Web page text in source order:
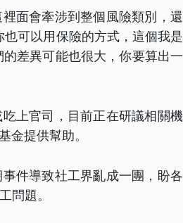
面會牽涉到整個風險類別，還
可以用保險的方式，這個我是
差異可能也很大，你要算出一
上官司，目前正在研議相關機
金提供幫助。
件導致社工界亂成一團，盼各
問題。